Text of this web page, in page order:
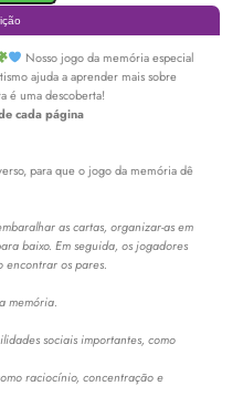
Nosso jogo da memória especial
ajuda a aprender mais sobre
é uma descoberta!
cada página
para que o jogo da memória dê
as cartas, organizar-as em
baixo. Em seguida, os jogadores
encontrar os pares.
memória.
sociais importantes, como
raciocínio, concentração e